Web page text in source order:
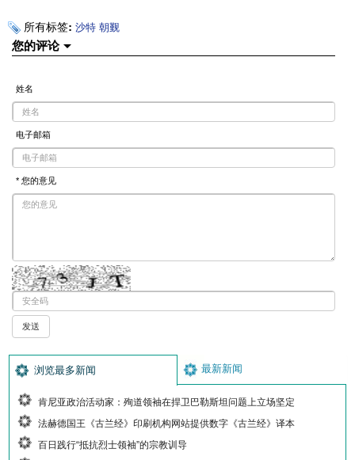
所有标签: 沙特 朝觐
您的评论
姓名
电子邮箱
* 您的意见
浏览最多新闻 最新新闻
肯尼亚政治活动家：殉道领袖在捍卫巴勒斯坦问题上立场坚定
法赫德国王《古兰经》印刷机构网站提供数字《古兰经》译本
百日践行“抵抗烈士领袖”的宗教训导